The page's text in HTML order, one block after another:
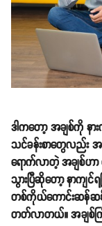
ဒါကတော့ အချစ်ကို န
သင်ခန်းစာတွေလည်း အ
ရောက်လာတဲ့ အချစ်ဟာ
သွားပြီဆိုတော့ နာကျ
တစ်ကိုယ်ကောင်းဆန်ဆ
တတ်လာတယ်။ အချစ်ကြီ